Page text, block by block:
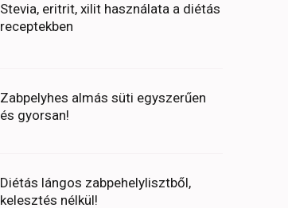
Stevia, eritrit, xilit használata a diétás
receptekben
Zabpelyhes almás süti egyszerűen
és gyorsan!
Diétás lángos zabpehelylisztből,
kelesztés nélkül!